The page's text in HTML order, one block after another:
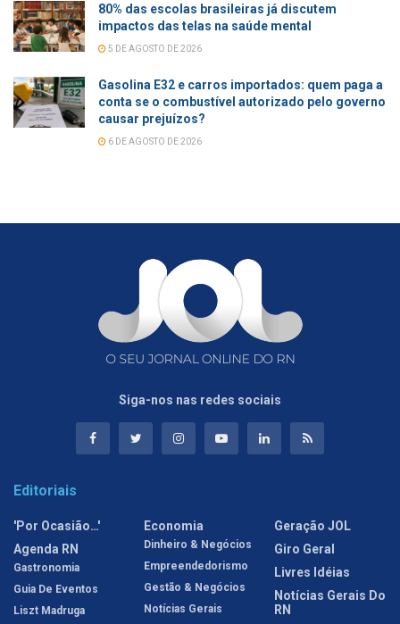
80% das escolas brasileiras já discutem
impactos das telas na saúde mental
5 DE AGOSTO DE 2026
Gasolina E32 e carros importados: quem paga a
conta se o combustível autorizado pelo governo
causar prejuízos?
6 DE AGOSTO DE 2026
Siga-nos nas redes sociais
Editoriais
'Por Ocasião…'
Agenda RN
Gastronomia
Guia De Eventos
Liszt Madruga
Economia
Dinheiro & Negócios
Empreendedorismo
Gestão & Negócios
Notícias Gerais
Geração JOL
Giro Geral
Livres Idéias
Notícias Gerais Do
RN